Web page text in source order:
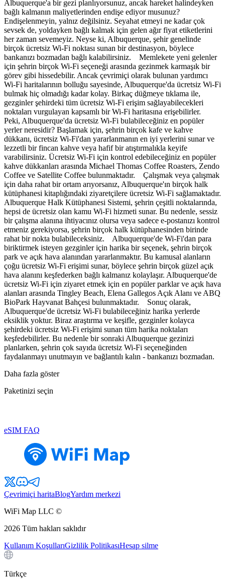
Albuquerque'a bir gezi planlıyorsunuz, ancak hareket halindeyken
bağlı kalmanın maliyetlerinden endişe ediyor musunuz?
Endişelenmeyin, yalnız değilsiniz. Seyahat etmeyi ne kadar çok
sevsek de, yoldayken bağlı kalmak için gelen ağır fiyat etiketlerini
her zaman sevemeyiz. Neyse ki, Albuquerque, şehir genelinde
birçok ücretsiz Wi-Fi noktası sunan bir destinasyon, böylece
bankanızı bozmadan bağlı kalabilirsiniz. Memlekete yeni gelenler
için şehrin birçok Wi-Fi seçeneği arasında gezinmek karmaşık bir
görev gibi hissedebilir. Ancak çevrimiçi olarak bulunan yardımcı
Wi-Fi haritalarının bolluğu sayesinde, Albuquerque'da ücretsiz Wi-Fi
bulmak hiç olmadığı kadar kolay. Birkaç düğmeye tıklama ile,
gezginler şehirdeki tüm ücretsiz Wi-Fi erişim sağlayabilecekleri
noktaları vurgulayan kapsamlı bir Wi-Fi haritasına erişebilirler.
Peki, Albuquerque'da ücretsiz Wi-Fi bulabileceğiniz en popüler
yerler neresidir? Başlamak için, şehrin birçok kafe ve kahve
dükkanı, ücretsiz Wi-Fi'dan yararlanmanın en iyi yerlerini sunar ve
lezzetli bir fincan kahve veya hafif bir atıştırmalıkla keyife
varabilirsiniz. Ücretsiz Wi-Fi için kontrol edebileceğiniz en popüler
kahve dükkanları arasında Michael Thomas Coffee Roasters, Zendo
Coffee ve Satellite Coffee bulunmaktadır. Çalışmak veya çalışmak
için daha rahat bir ortam arıyorsanız, Albuquerque'ın birçok halk
kütüphanesi kitaplığındaki ziyaretçilere ücretsiz Wi-Fi sağlamaktadır.
Albuquerque Halk Kütüphanesi Sistemi, şehrin çeşitli noktalarında,
hepsi de ücretsiz olan kamu Wi-Fi hizmeti sunar. Bu nedenle, sessiz
bir çalışma alanına ihtiyacınız olursa veya sadece e-postanızı kontrol
etmeniz gerekiyorsa, şehrin birçok halk kütüphanesinden birinde
rahat bir nokta bulabileceksiniz. Albuquerque'de Wi-Fi'dan para
biriktirmek isteyen gezginler için harika bir seçenek, şehrin birçok
park ve açık hava alanından yararlanmaktır. Bu kamusal alanların
çoğu ücretsiz Wi-Fi erişimi sunar, böylece şehrin birçok güzel açık
hava alanını keşfederken bağlı kalmanız kolaylaşır. Albuquerque'de
ücretsiz Wi-Fi için ziyaret etmek için en popüler parklar ve açık hava
alanları arasında Tingley Beach, Elena Gallegos Açık Alanı ve ABQ
BioPark Hayvanat Bahçesi bulunmaktadır. Sonuç olarak,
Albuquerque'de ücretsiz Wi-Fi bulabileceğiniz harika yerlerde
eksiklik yoktur. Biraz araştırma ve keşifle, gezginler kolayca
şehirdeki ücretsiz Wi-Fi erişimi sunan tüm harika noktaları
keşfedebilirler. Bu nedenle bir sonraki Albuquerque gezinizi
planlarken, şehrin çok sayıda ücretsiz Wi-Fi seçeneğinden
faydalanmayı unutmayın ve bağlantılı kalın - bankanızı bozmadan.
Daha fazla göster
Paketinizi seçin
eSIM FAQ
Çevrimiçi haritaBlogYardım merkezi
WiFi Map LLC ©
2026 Tüm hakları saklıdır
Kullanım KoşullarıGizlilik PolitikasıHesap silme
Türkçe